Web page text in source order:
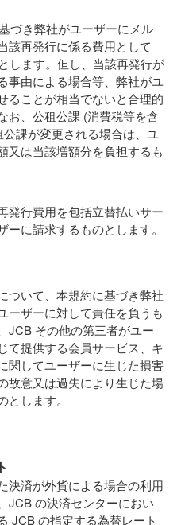
づき弊社がユーザーにメル
該再発行に係る費用として
します。但し、当該再発行が
事由による場合等、弊社がユ
ることが相当でないと合理的
お、公租公課 (消費税等を含
課が変更される場合は、ユ
又は当該増額分を負担するも
発行費用を包括立替払いサー
に請求するものとします。
ついて、本規約に基づき弊社
ーザーに対して責任を負うも
JCB その他の第三者がユー
て提供する会員サービス、キ
関してユーザーに生じた損害
故意又は過失により生じた場
します。
決済が外貨による場合の利用
JCB の決済センターにおい
JCB の指定する為替レート